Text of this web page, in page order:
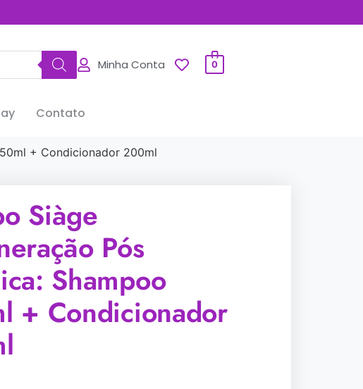
Minha Conta 0
Contato
+ Condicionador 200ml
Siàge
Pós
Shampoo
+ Condicionador